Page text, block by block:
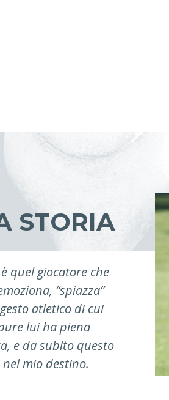
STORIA
è quel giocatore che
“spiazza”
atletico di cui
lui ha piena
e da subito questo
mio destino.